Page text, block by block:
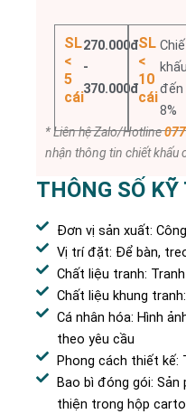
SL
<
5
cái
270.000đ
-
370.000đ
SL
<
10
cái
khấu
đến
8%
* Liên hệ Zalo/Hotline
nhận thông tin chiết khấu
THÔNG SỐ KỸ
Đơn vị sản xuất:
Vị trí đặt: Để bàn,
Chất liệu tranh:
Chất liệu khung
Cá nhân hóa: Hình
theo yêu cầu
Phong cách thiết kế:
Bao bì đóng gói:
thiện trong hộp